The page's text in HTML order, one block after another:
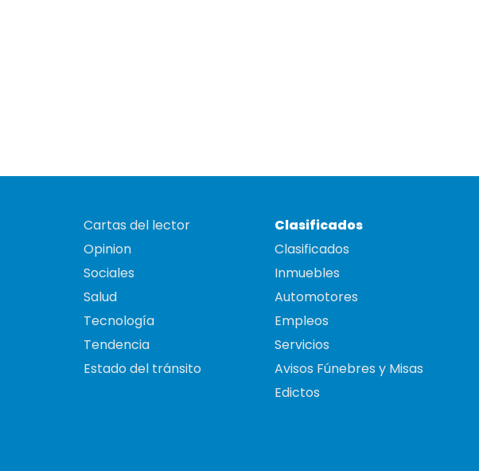
Cartas del lector
Opinion
Sociales
Salud
Tecnología
Tendencia
Estado del tránsito
Clasificados
Clasificados
Inmuebles
Automotores
Empleos
Servicios
Avisos Fúnebres y Misas
Edictos